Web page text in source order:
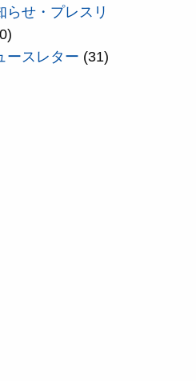
らせ・プレスリ
ースレター (31)